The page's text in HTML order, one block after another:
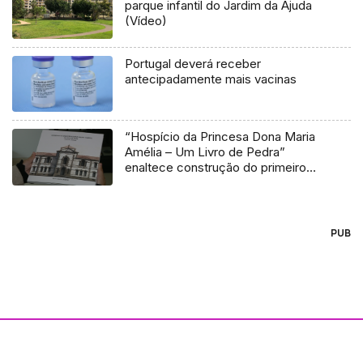
parque infantil do Jardim da Ajuda
(Vídeo)
Portugal deverá receber
antecipadamente mais vacinas
“Hospício da Princesa Dona Maria
Amélia – Um Livro de Pedra”
enaltece construção do primeiro
PUB